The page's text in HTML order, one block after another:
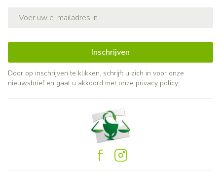
Inschrijven
Door op inschrijven te klikken, schrijft u zich in voor onze
nieuwsbrief en gaat u akkoord met onze privacy policy.